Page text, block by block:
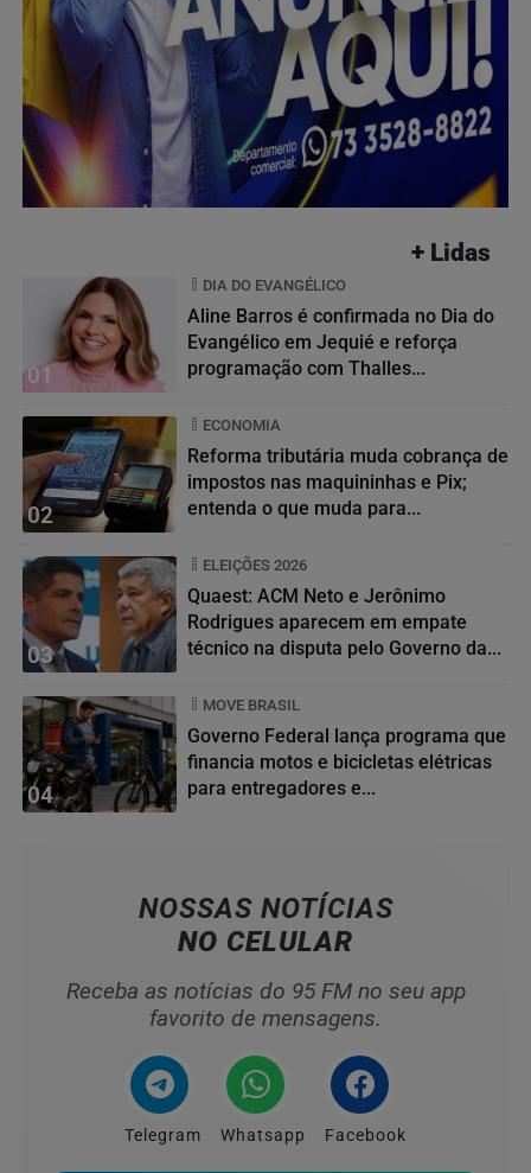
+ Lidas
01
DIA DO EVANGÉLICO
Aline Barros é confirmada no Dia do
Evangélico em Jequié e reforça
programação com Thalles...
02
ECONOMIA
Reforma tributária muda cobrança de
impostos nas maquininhas e Pix;
entenda o que muda para...
03
ELEIÇÕES 2026
Quaest: ACM Neto e Jerônimo
Rodrigues aparecem em empate
técnico na disputa pelo Governo da...
04
MOVE BRASIL
Governo Federal lança programa que
financia motos e bicicletas elétricas
para entregadores e...
NOSSAS NOTÍCIAS
NO CELULAR
Receba as notícias do 95 FM no seu app
favorito de mensagens.
Telegram Whatsapp Facebook